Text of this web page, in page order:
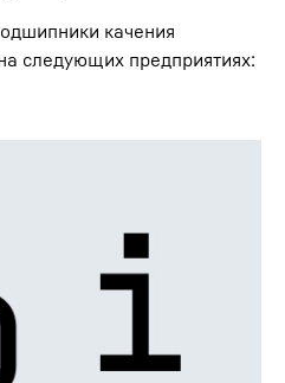
качения
следующих предприятиях: